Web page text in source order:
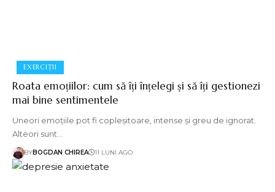
EXERCIȚII
Roata emoțiilor: cum să îți înțelegi și să îți gestionezi
mai bine sentimentele
Uneori emoțiile pot fi copleșitoare, intense și greu de ignorat.
Alteori sunt…
BYBOGDAN CHIREA 11 LUNI AGO